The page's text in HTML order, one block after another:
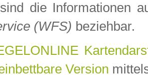
die Informationen
(WFS) beziehbar.
Version